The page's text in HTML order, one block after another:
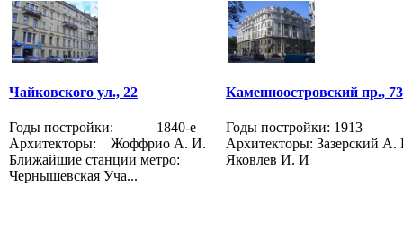
Чайковского ул., 22
Годы постройки: 1840-е
Архитекторы: Жоффрио А. И.
Ближайшие станции метро:
Чернышевская Уча...
Каменноостровский пр.,
Годы постройки: 1913
Архитекторы: Зазерский А.
Яковлев И. И